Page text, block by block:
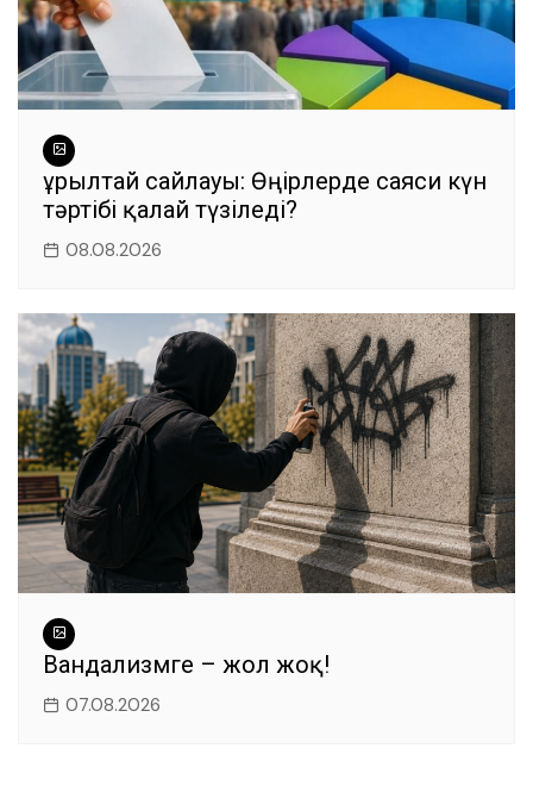
Құрылтай сайлауы: Өңірлерде саяси күн
тәртібі қалай түзіледі?
08.08.2026
Вандализмге – жол жоқ!
07.08.2026